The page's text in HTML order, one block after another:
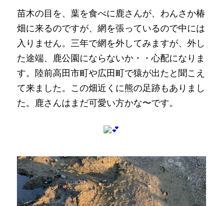
地元の強力な協力者
お問い合わせ
Facebook
プライバシーポリシー
受賞
苗木の目を、葉を食べに鹿さんが、わんさか椿
畑に来るのですが、網を張っているので中には
入りません。三年で網を外してみますが、外し
た途端、鹿公園にならないか・・心配になりま
す。陸前高田市町や広田町で猿が出たと聞こえ
て来ました。この畑近くに熊の足跡もありまし
た。鹿さんはまだ可愛い方かな〜です。